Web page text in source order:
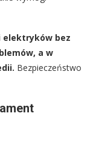
elektryków bez
a w
Bezpieczeństwo